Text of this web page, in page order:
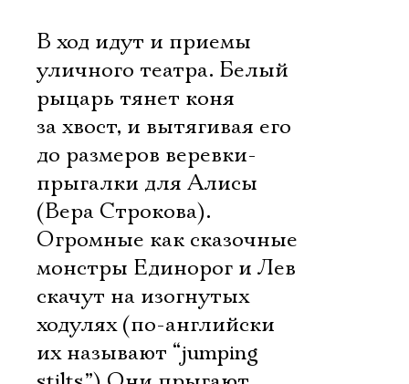
В ход идут и приемы
уличного театра. Белый
рыцарь тянет коня
за хвост, и вытягивая его
до размеров веревки-
прыгалки для Алисы
(Вера Строкова).
Огромные как сказочные
монстры Единорог и Лев
скачут на изогнутых
ходулях (по-английски
их называют “jumping